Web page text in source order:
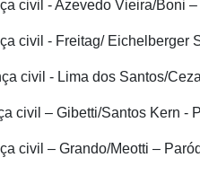
civil - Azevedo Vieira/Boni
civil - Freitag/ Eichelberger
civil - Lima dos Santos/
civil – Gibetti/Santos Kern -
civil – Grando/Meotti –